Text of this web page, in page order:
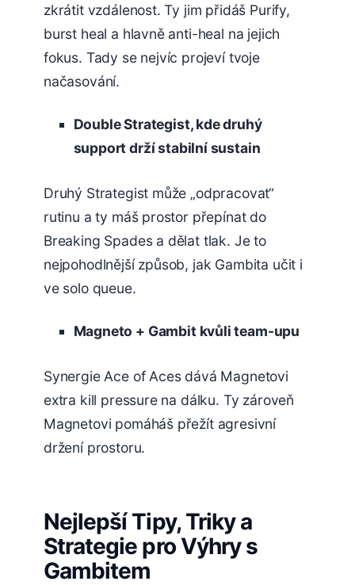
zkrátit vzdálenost. Ty jim přidáš Purify,
burst heal a hlavně anti-heal na jejich
fokus. Tady se nejvíc projeví tvoje
načasování.
Double Strategist, kde druhý
support drží stabilní sustain
Druhý Strategist může „odpracovat“
rutinu a ty máš prostor přepínat do
Breaking Spades a dělat tlak. Je to
nejpohodlnější způsob, jak Gambita učit i
ve solo queue.
Magneto + Gambit kvůli team-upu
Synergie Ace of Aces dává Magnetovi
extra kill pressure na dálku. Ty zároveň
Magnetovi pomáháš přežít agresivní
držení prostoru.
Nejlepší Tipy, Triky a
Strategie pro Výhry s
Gambitem